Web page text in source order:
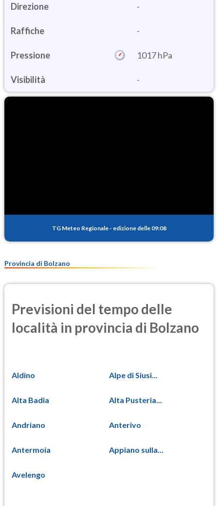
Direzione -
Raffiche -
Pressione 1017 hPa
Visibilità -
TG Meteo Regionale - edizione delle 09:08
Provincia di Bolzano
Previsioni del tempo delle
località in provincia di Bolzano
Aldino Alpe di Siusi...
Alta Badia Alta Pusteria...
Andriano Anterivo
Antermoia Appiano sulla...
Avelengo